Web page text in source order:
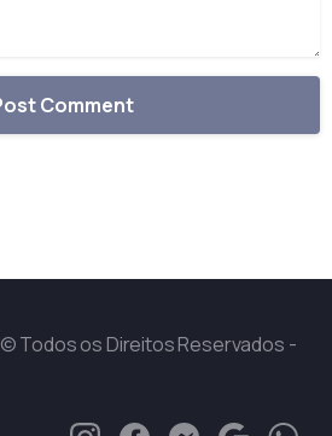
© Todos os Direitos Reservados -